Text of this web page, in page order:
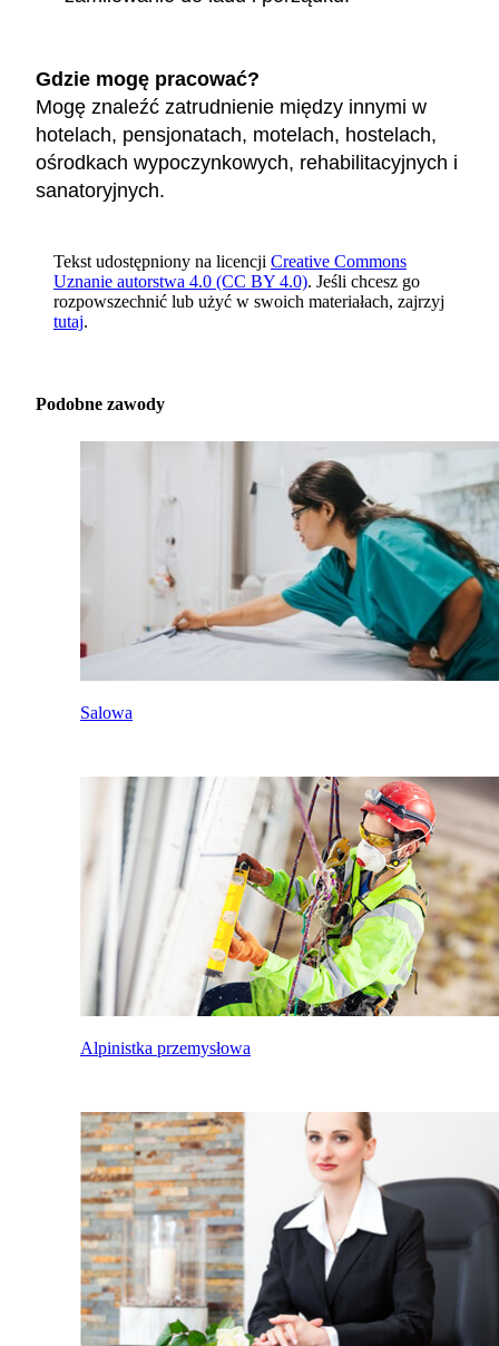
Gdzie mogę pracować?
Mogę znaleźć zatrudnienie między innymi w
hotelach, pensjonatach, motelach, hostelach,
ośrodkach wypoczynkowych, rehabilitacyjnych i
sanatoryjnych.
Tekst udostępniony na licencji Creative Commons
Uznanie autorstwa 4.0 (CC BY 4.0). Jeśli chcesz go
rozpowszechnić lub użyć w swoich materiałach, zajrzyj
tutaj.
Podobne zawody
Salowa
Alpinistka przemysłowa